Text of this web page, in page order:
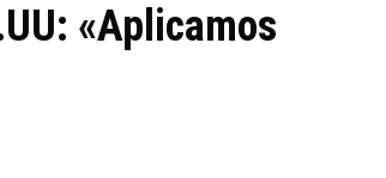
«Aplicamos